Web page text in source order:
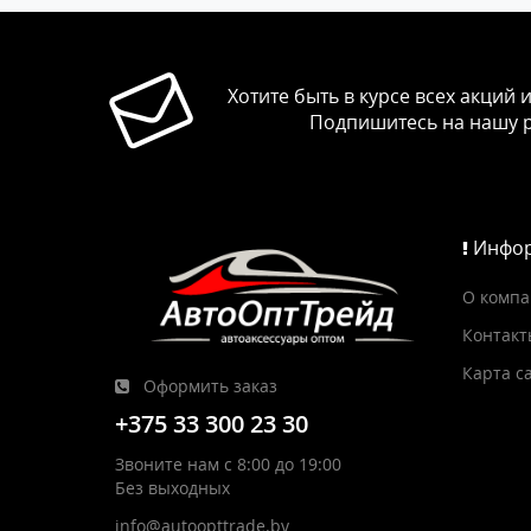
Хотите быть в курсе всех акций
Подпишитесь на нашу
Оформить заказ
+375 33 300 23 30
Звоните нам с 8:00 до 19:00
Без выходных
info@autoopttrade.by
О
Карта